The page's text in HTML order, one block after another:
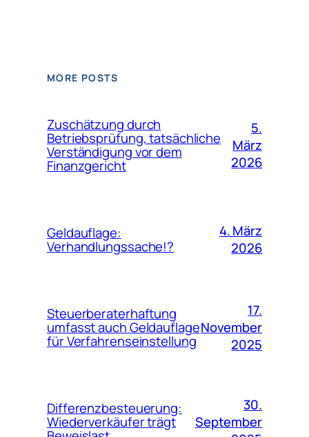
MORE POSTS
Zuschätzung durch
Betriebsprüfung, tatsächliche
Verständigung vor dem
Finanzgericht
5.
März
2026
Geldauflage:
Verhandlungssache!?
4. März
2026
Steuerberaterhaftung
umfasst auch Geldauflage
für Verfahrenseinstellung
17.
November
2025
Differenzbesteuerung:
Wiederverkäufer trägt
30.
September